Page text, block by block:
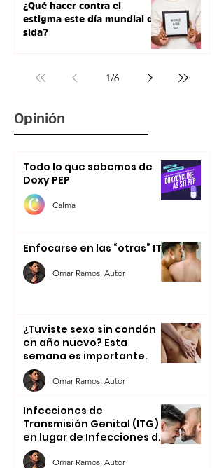
¿Qué hacer contra el
estigma este día mundial de
sida?
1/6
Opinión
Todo lo que sabemos de
Doxy PEP
Calma
Enfocarse en las “otras” ITS
Omar Ramos, Autor
¿Tuviste sexo sin condón
en año nuevo? Esta
semana es importante.
Omar Ramos, Autor
Infecciones de
Transmisión Genital (ITG)
en lugar de Infecciones de
Transmisión Sexual (ITS).
Omar Ramos, Autor